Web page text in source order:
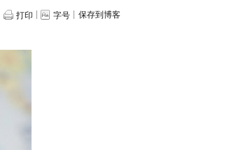
打印 字号 保存到博客